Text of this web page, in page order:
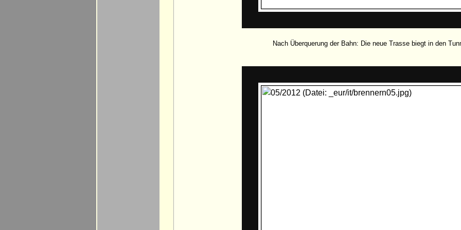
Nach Überquerung der Bahn: Die neue Trasse biegt in den